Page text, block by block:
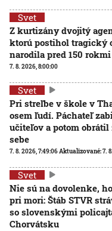
Svet
Z kurtizány dvojitý
ktorú postihol tragický
narodila pred 150 rokmi
7. 8. 2026, 8:00:00
Svet
Pri streľbe v škole v
osem ľudí. Páchateľ
učiteľov a potom
sebe
7. 8. 2026, 7:49:06Aktualizované:7.
Svet
Nie sú na dovolenke,
pri mori: Štáb STVR
so slovenskými
Chorvátsku